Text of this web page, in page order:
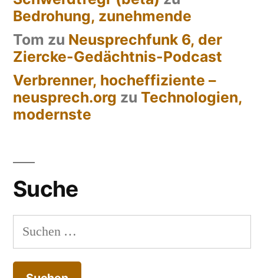
Bedrohung, zunehmende
Tom zu Neusprechfunk 6, der
Ziercke-Gedächtnis-Podcast
Verbrenner, hocheffiziente –
neusprech.org zu Technologien,
modernste
Suche
Suchen
nach: